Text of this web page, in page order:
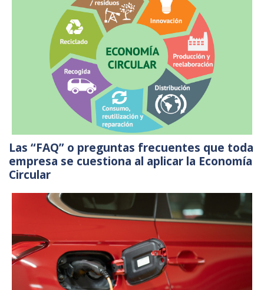
Las “FAQ” o preguntas frecuentes que toda
empresa se cuestiona al aplicar la Economía
Circular